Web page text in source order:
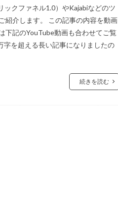
ックファネル1.0）やKajabiなどのツ
紹介します。 この記事の内容を動画
下記のYouTube動画も合わせてご覧
字を超える長い記事になりましたの
続きを読む